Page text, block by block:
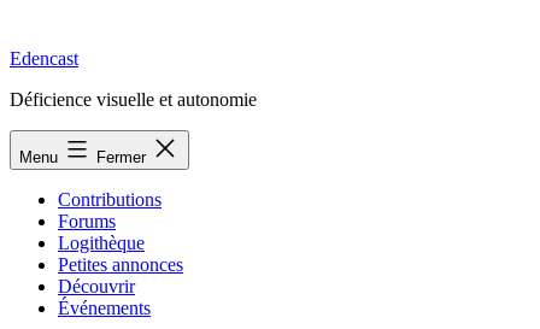
Edencast
Déficience visuelle et autonomie
Menu Fermer
Contributions
Forums
Logithèque
Petites annonces
Découvrir
Événements